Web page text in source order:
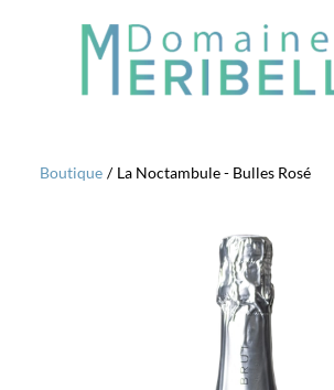
Boutique / La Noctambule - Bulles Rosé